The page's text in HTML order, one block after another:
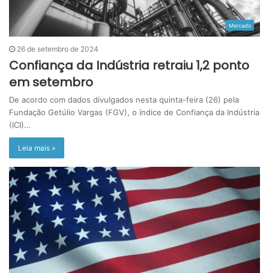
Mercado
26 de setembro de 2024
Confiança da Indústria retraiu 1,2 ponto
em setembro
De acordo com dados divulgados nesta quinta-feira (26) pela
Fundação Getúlio Vargas (FGV), o índice de Confiança da Indústria
(ICI)…
Leia mais »